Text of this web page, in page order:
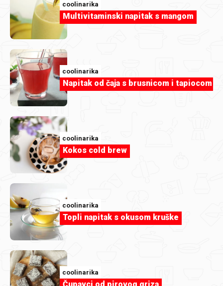
Članak
Osvježenje iz blendera: Provjereno
dobri napici koji spašavaju vruće dane
Članak
coolinarika
Multivitaminski napitak s mangom
coolinarika
Napitak od čaja s brusnicom i tapiocom
coolinarika
Kokos cold brew
coolinarika
Topli napitak s okusom kruške
coolinarika